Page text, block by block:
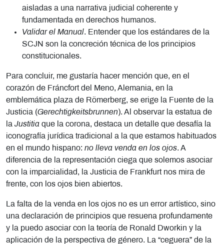
aisladas a una narrativa judicial coherente y
fundamentada en derechos humanos.
Validar el Manual. Entender que los estándares de la
SCJN son la concreción técnica de los principios
constitucionales.
Para concluir, me gustaría hacer mención que, en el
corazón de Fráncfort del Meno, Alemania, en la
emblemática plaza de Römerberg, se erige la Fuente de la
Justicia (Gerechtigkeitsbrunnen). Al observar la estatua de
la Justitia que la corona, destaca un detalle que desafía la
iconografía jurídica tradicional a la que estamos habituados
en el mundo hispano: no lleva venda en los ojos. A
diferencia de la representación ciega que solemos asociar
con la imparcialidad, la Justicia de Frankfurt nos mira de
frente, con los ojos bien abiertos.
La falta de la venda en los ojos no es un error artístico, sino
una declaración de principios que resuena profundamente
y la puedo asociar con la teoría de Ronald Dworkin y la
aplicación de la perspectiva de género. La “ceguera” de la